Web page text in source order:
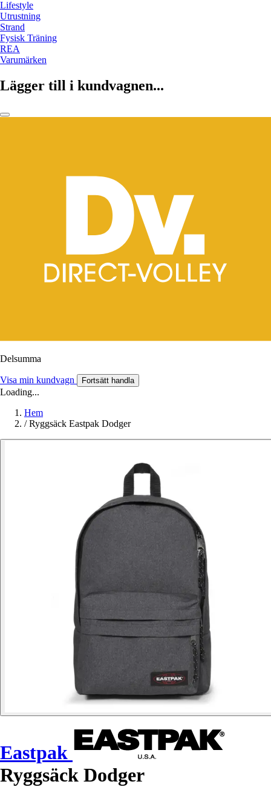
Lifestyle
Utrustning
Strand
Fysisk Träning
REA
Varumärken
Lägger till i kundvagnen...
Delsumma
Visa min kundvagn Fortsätt handla
Loading...
Hem
/ Ryggsäck Eastpak Dodger
Eastpak
Ryggsäck Dodger